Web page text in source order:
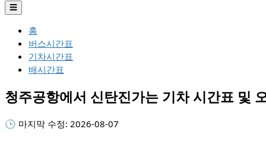
☰
홈
버스시간표
기차시간표
배시간표
청주공항에서 신탄진가는 기차 시간표 및
🕒 마지막 수정: 2026-08-07